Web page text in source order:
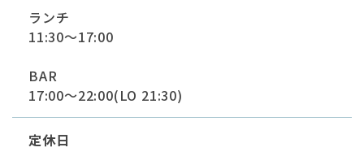
ランチ
11:30～17:00
BAR
17:00～22:00(LO 21:30)
定休日